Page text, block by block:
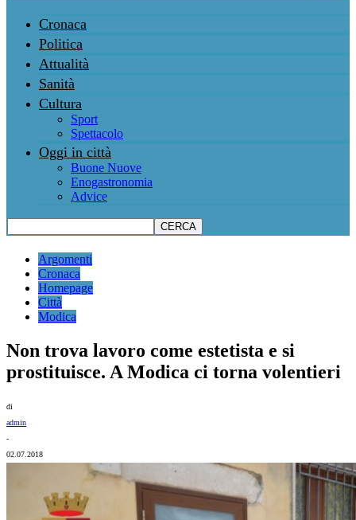
Cronaca
Politica
Attualità
Sanità
Cultura
Sport
Spettacolo
Oggi in città
Buone Nuove
Enogastronomia
Advice
Argomenti
Cronaca
Homepage
Città
Modica
Non trova lavoro come estetista e si
prostituisce. A Modica ci torna volentieri
di
admin
-
02.07.2018